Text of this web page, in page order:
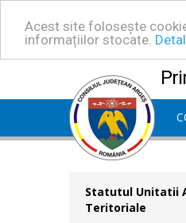
Acest site folosește
informațiilor stocate.
Statutul Unitatii
Teritoriale